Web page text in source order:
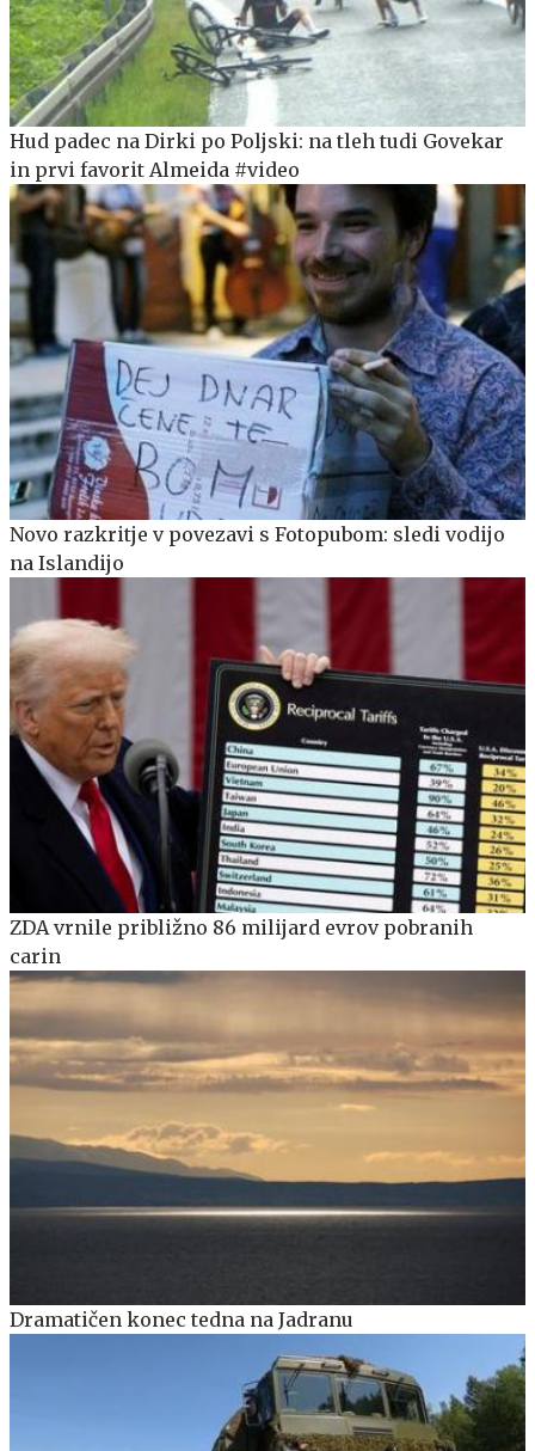
Hud padec na Dirki po Poljski: na tleh tudi Govekar
in prvi favorit Almeida #video
Novo razkritje v povezavi s Fotopubom: sledi vodijo
na Islandijo
ZDA vrnile približno 86 milijard evrov pobranih
carin
Dramatičen konec tedna na Jadranu